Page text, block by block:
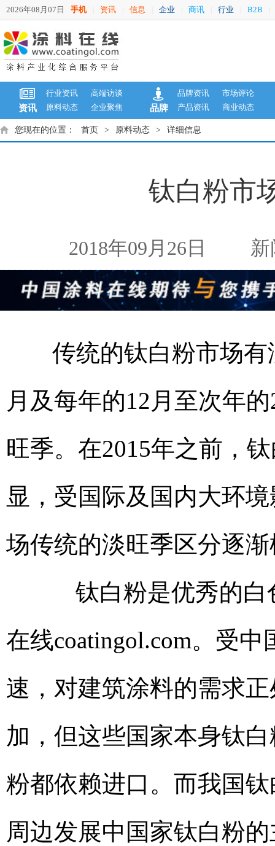
2026年08月07日 手机 资讯 信息 企业 商讯 行业 B2B
资讯
行业资讯
高端访谈
原料动态
企业聚焦 品牌
品牌资讯
市场评论
产品资讯
商业动态
您现在的位置： 首页 > 原料动态 > 详细信息
钛白粉市
2018年09月26日 新
传统的钛白粉市场有
月及每年的12月至次年
旺季。在2015年之前，
显，受国际及国内大环
场传统的淡旺季区分逐
钛白粉是优秀的白
在线coatingol.com。受中
速，对建筑涂料的需求
加，但这些国家本身钛
粉都依赖进口。而我国
周边发展中国家钛白粉